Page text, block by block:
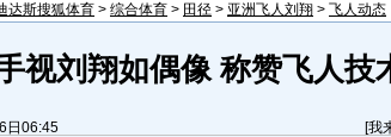
达斯搜狐体育 > 综合体育 > 田径 > 亚洲飞人刘翔 > 飞人动态
视刘翔如偶像 称赞飞人技
日06:45 [我